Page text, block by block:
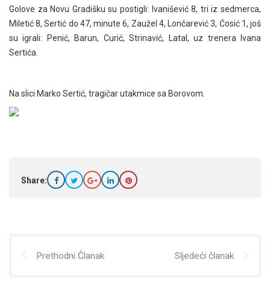
Golove za Novu Gradišku su postigli: Ivanišević 8, tri iz sedmerca,
Miletić 8, Sertić do 47, minute 6, Zaužel 4, Lončarević 3, Ćosić 1, još
su igrali: Penić, Barun, Curić, Strinavić, Latal, uz trenera Ivana
Sertića.
Na slici Marko Sertić, tragičar utakmice sa Borovom.
Share:
Prethodni Članak Sljedeći članak